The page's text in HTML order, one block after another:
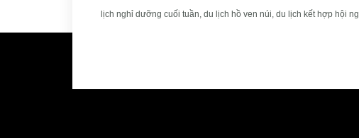
lịch nghỉ dưỡng cuối tuần, du lịch hồ ven núi, du lịch kết hợp hội